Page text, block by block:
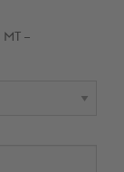
MT –